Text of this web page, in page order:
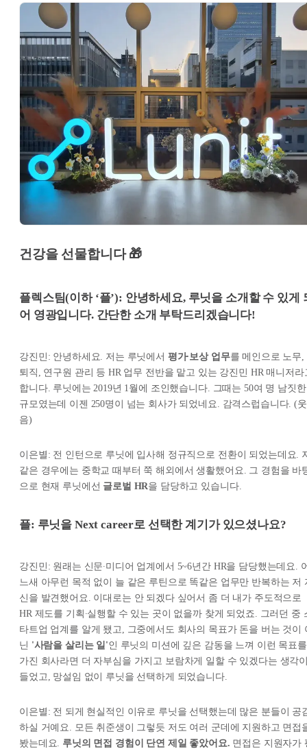
건강을 선물합니다 🎁
플렉스팀(이하 ‘플’): 안녕하세요, 루닛을 소개할 수 있게
어 영광입니다. 간단한 소개 부탁드리겠습니다!
강진민: 안녕하세요. 저는 루닛에서 평가∙보상 업무를 메인으로 노무,
퇴직, 연구원 관리 등 HR 업무 전반을 맡고 있는 강진민 HR 매니저라
합니다. 루닛에는 2019년 1월에 조인했습니다. 그때는 50여 명 남짓한
규모였는데 이젠 250명이 넘는 회사가 되었네요. 감격스럽습니다. (웃
음)
이은별: 전 인턴으로 루닛에 입사해 정규직으로 전환이 되었는데요.
같은 경우에는 중학교 때부터 쭉 해외에서 생활했어요. 그 경험을 바
으로 현재 루닛에선 글로벌 HR을 담당하고 있습니다.
플: 루닛을 Next career로 선택한 계기가 있으셨나요?
강진민: 원래는 신문∙미디어 업계에서 5~6년간 HR을 담당했는데요.
느새 아무런 목적 없이 늘 같은 루틴으로 똑같은 업무만 반복하는 저
신을 발견했어요. 이대로는 안 되겠다 싶어서 좀 더 내가 주도적으로
HR 제도를 기획∙실행할 수 있는 곳이 없을까 찾게 되었죠. 그러던 중
타트업 업계를 알게 됐고, 그중에서도 회사의 목표가 돈을 버는 것이
닌 '사람을 살리는 일'인 루닛의 미션에 깊은 감동을 느껴 이런 목표를
가진 회사라면 더 자부심을 가지고 보람차게 일할 수 있겠다는 생각
들었고, 망설임 없이 루닛을 선택하게 되었습니다.
이은별: 전 되게 현실적인 이유로 루닛을 선택했는데 많은 분들이 공
하실 거예요. 모든 취준생이 그렇듯 저도 여러 군데에 지원하고 면접
봤는데요. 루닛의 면접 경험이 단연 제일 좋았어요. 면접은 지원자가